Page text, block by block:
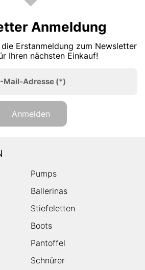
Anmeldung
Erstanmeldung zum Newsletter
Ihren nächsten Einkauf!
Mail-Adresse (*)
Anmelden
Pumps
Ballerinas
Stiefeletten
Boots
Pantoffel
Schnürer